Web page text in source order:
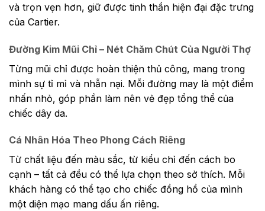
và trọn vẹn hơn, giữ được tinh thần hiện đại đặc trưng
của Cartier.
Đường Kim Mũi Chỉ – Nét Chăm Chút Của Người Thợ
Từng mũi chỉ được hoàn thiện thủ công, mang trong
mình sự tỉ mỉ và nhẫn nại. Mỗi đường may là một điểm
nhấn nhỏ, góp phần làm nên vẻ đẹp tổng thể của
chiếc dây da.
Cá Nhân Hóa Theo Phong Cách Riêng
Từ chất liệu đến màu sắc, từ kiểu chỉ đến cách bo
cạnh – tất cả đều có thể lựa chọn theo sở thích. Mỗi
khách hàng có thể tạo cho chiếc đồng hồ của mình
một diện mạo mang dấu ấn riêng.